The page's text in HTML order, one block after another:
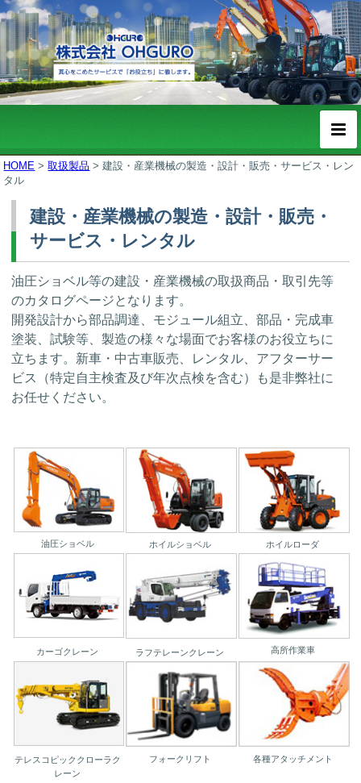
HOME >取扱製品 >建設・産業機械の製造・設計・販売・サービス・レン
タル
建設・産業機械の製造・設計・販売・
サービス・レンタル
油圧ショベル等の建設・産業機械の取扱商品・取引先等
のカタログページとなります。
開発設計から部品調達、モジュール組立、部品・完成車
塗装、試験等、製造の様々な場面でお客様のお役立ちに
立ちます。新車・中古車販売、レンタル、アフターサー
ビス（特定自主検査及び年次点検を含む）も是非弊社に
お任せください。
油圧ショベル ホイルショベル ホイルローダ
カーゴクレーン ラフテレーンクレーン 高所作業車
テレスコピッククローラク
レーン
フォークリフト 各種アタッチメント